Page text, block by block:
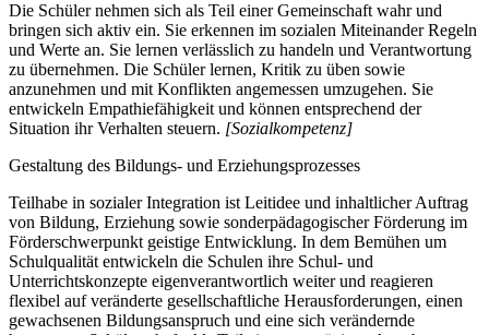
Die Schüler nehmen sich als Teil einer Gemeinschaft wahr und
bringen sich aktiv ein. Sie erkennen im sozialen Miteinander Regeln
und Werte an. Sie lernen verlässlich zu handeln und Verantwortung
zu übernehmen. Die Schüler lernen, Kritik zu üben sowie
anzunehmen und mit Konflikten angemessen umzugehen. Sie
entwickeln Empathiefähigkeit und können entsprechend der
Situation ihr Verhalten steuern. [Sozialkompetenz]
Gestaltung des Bildungs- und Erziehungsprozesses
Teilhabe in sozialer Integration ist Leitidee und inhaltlicher Auftrag
von Bildung, Erziehung sowie sonderpädagogischer Förderung im
Förderschwerpunkt geistige Entwicklung. In dem Bemühen um
Schulqualität entwickeln die Schulen ihre Schul- und
Unterrichtskonzepte eigenverantwortlich weiter und reagieren
flexibel auf veränderte gesellschaftliche Herausforderungen, einen
gewachsenen Bildungsanspruch und eine sich verändernde